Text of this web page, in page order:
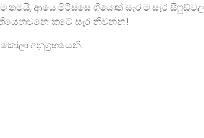
තමයි, ආයෙ මිරිස්සෙ ගියොත් සැර ම සැර
කටේ සැර නිවන්න!
අනුග්‍රහයෙනි..